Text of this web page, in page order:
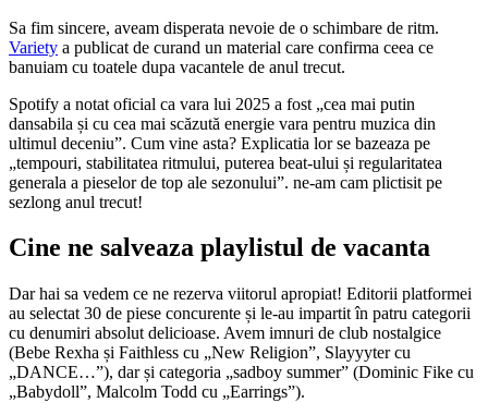
Sa fim sincere, aveam disperata nevoie de o schimbare de ritm.
Variety a publicat de curand un material care confirma ceea ce
banuiam cu toatele dupa vacantele de anul trecut.
Spotify a notat oficial ca vara lui 2025 a fost „cea mai putin
dansabila și cu cea mai scăzută energie vara pentru muzica din
ultimul deceniu”. Cum vine asta? Explicatia lor se bazeaza pe
„tempouri, stabilitatea ritmului, puterea beat-ului și regularitatea
generala a pieselor de top ale sezonului”. ne-am cam plictisit pe
sezlong anul trecut!
Cine ne salveaza playlistul de vacanta
Dar hai sa vedem ce ne rezerva viitorul apropiat! Editorii platformei
au selectat 30 de piese concurente și le-au impartit în patru categorii
cu denumiri absolut delicioase. Avem imnuri de club nostalgice
(Bebe Rexha și Faithless cu „New Religion”, Slayyyter cu
„DANCE…”), dar și categoria „sadboy summer” (Dominic Fike cu
„Babydoll”, Malcolm Todd cu „Earrings”).